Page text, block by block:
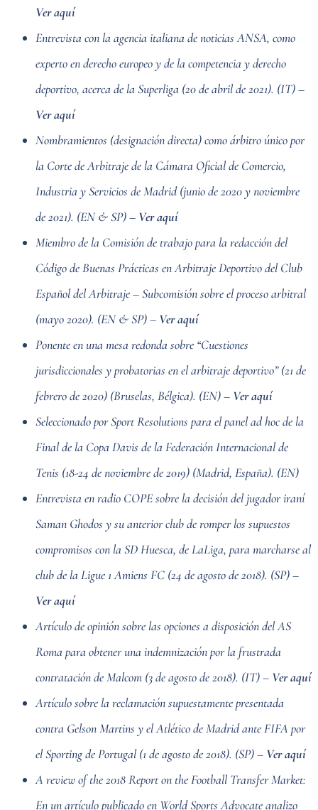
Ver aquí
Entrevista con la agencia italiana de noticias ANSA, como
experto en derecho europeo y de la competencia y derecho
deportivo, acerca de la Superliga (20 de abril de 2021). (IT) –
Ver aquí
Nombramientos (designación directa) como árbitro único por
la Corte de Arbitraje de la Cámara Oficial de Comercio,
Industria y Servicios de Madrid (junio de 2020 y noviembre
de 2021). (EN & SP) – Ver aquí
Miembro de la Comisión de trabajo para la redacción del
Código de Buenas Prácticas en Arbitraje Deportivo del Club
Español del Arbitraje – Subcomisión sobre el proceso arbitral
(mayo 2020). (EN & SP) – Ver aquí
Ponente en una mesa redonda sobre “Cuestiones
jurisdiccionales y probatorias en el arbitraje deportivo” (21 de
febrero de 2020) (Bruselas, Bélgica). (EN) – Ver aquí
Seleccionado por Sport Resolutions para el panel ad hoc de la
Final de la Copa Davis de la Federación Internacional de
Tenis (18-24 de noviembre de 2019) (Madrid, España). (EN)
Entrevista en radio COPE sobre la decisión del jugador iraní
Saman Ghodos y su anterior club de romper los supuestos
compromisos con la SD Huesca, de LaLiga, para marcharse al
club de la Ligue 1 Amiens FC (24 de agosto de 2018). (SP) –
Ver aquí
Artículo de opinión sobre las opciones a disposición del AS
Roma para obtener una indemnización por la frustrada
contratación de Malcom (3 de agosto de 2018). (IT) – Ver aquí
Artículo sobre la reclamación supuestamente presentada
contra Gelson Martins y el Atlético de Madrid ante FIFA por
el Sporting de Portugal (1 de agosto de 2018). (SP) – Ver aquí
A review of the 2018 Report on the Football Transfer Market:
En un artículo publicado en World Sports Advocate analizo